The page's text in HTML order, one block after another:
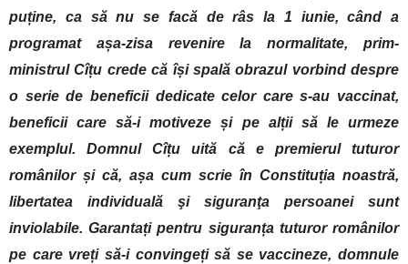
puține, ca să nu se facă de râs la 1 iunie, când a
programat așa-zisa revenire la normalitate, prim-
ministrul Cîțu crede că își spală obrazul vorbind despre
o serie de beneficii dedicate celor care s-au vaccinat,
beneficii care să-i motiveze și pe alții să le urmeze
exemplul. Domnul Cîțu uită că e premierul tuturor
românilor și că, așa cum scrie în Constituția noastră,
libertatea individuală şi siguranţa persoanei sunt
inviolabile. Garantați pentru siguranța tuturor românilor
pe care vreți să-i convingeți să se vaccineze, domnule